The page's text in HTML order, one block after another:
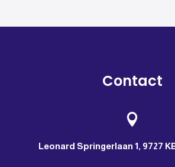
Contact

Leonard Springerlaan 1, 9727